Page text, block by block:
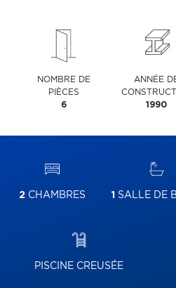
NOMBRE DE
PIÈCES
6
ANNÉE
1990
2 CHAMBRES 1 SALLE DE
PISCINE CREUSÉE